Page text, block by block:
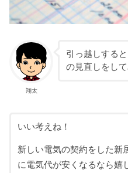
翔太
引っ越しする
の見直しをし
いい考えね！
新しい電気の契約をした新
に電気代が安くなるなら嬉